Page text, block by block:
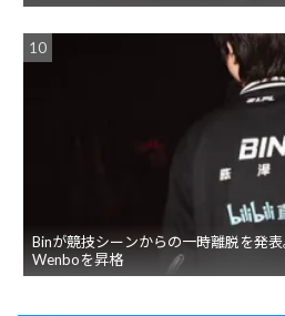
Binが競技シーンからの一時離脱を発
Wenboを昇格